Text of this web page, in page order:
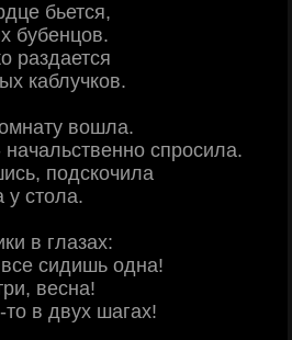
бьется,
бубенцов.
раздается
каблучков.
вошла.
спросила.
подскочила
у стола.
в глазах:
сидишь одна!
весна!
то в двух шагах!